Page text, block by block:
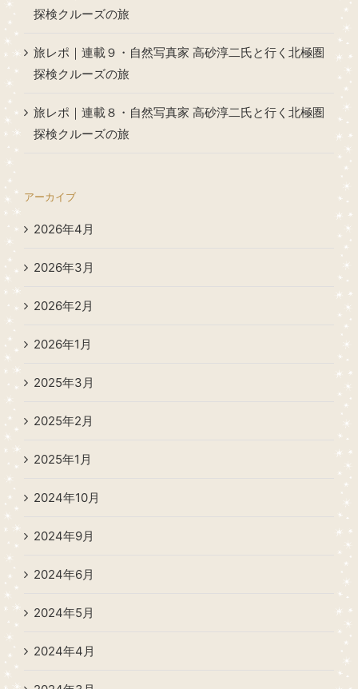
探検クルーズの旅
旅レポ｜連載９・自然写真家 高砂淳二氏と行く北極圏
探検クルーズの旅
旅レポ｜連載８・自然写真家 高砂淳二氏と行く北極圏
探検クルーズの旅
アーカイブ
2026年4月
2026年3月
2026年2月
2026年1月
2025年3月
2025年2月
2025年1月
2024年10月
2024年9月
2024年6月
2024年5月
2024年4月